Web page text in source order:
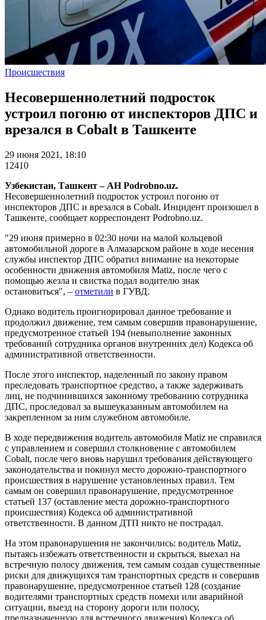
Происшествия
Несовершеннолетний подросток
устроил погоню от инспекторов ДПС и
врезался в Cobalt в Ташкенте
29 июня 2021, 18:10
12410
Узбекистан, Ташкент – АН Podrobno.uz.
Несовершеннолетний подросток устроил погоню от
инспекторов ДПС и врезался в Cobalt. Инцидент произошел в
Ташкенте, сообщает корреспондент Podrobno.uz.
"29 июня примерно в 02:30 ночи на малой кольцевой
автомобильной дороге в Алмазарском районе в ходе несения
службы инспектор ДПС обратил внимание на некоторые
особенности движения автомобиля Matiz, после чего с
помощью жезла и свистка подал водителю знак
остановиться", – отметили в ГУВД.
Однако водитель проигнорировал данное требование и
продолжил движение, тем самым совершив правонарушение,
предусмотренное статьей 194 (невыполнение законных
требований сотрудника органов внутренних дел) Кодекса об
административной ответственности.
После этого инспектор, наделенный по закону правом
преследовать транспортное средство, а также задерживать
лиц, не подчинившихся законному требованию сотрудника
ДПС, проследовал за вышеуказанным автомобилем на
закрепленном за ним служебном автомобиле.
В ходе передвижения водитель автомобиля Matiz не справился
с управлением и совершил столкновение с автомобилем
Cobalt, после чего вновь нарушил требования действующего
законодательства и покинул место дорожно-транспортного
происшествия в нарушение установленных правил. Тем
самым он совершил правонарушение, предусмотренное
статьей 137 (оставление места дорожно-транспортного
происшествия) Кодекса об административной
ответственности. В данном ДТП никто не пострадал.
На этом правонарушения не закончились: водитель Matiz,
пытаясь избежать ответственности и скрыться, выехал на
встречную полосу движения, тем самым создав существенные
риски для движущихся там транспортных средств и совершив
правонарушение, предусмотренное статьей 128 (создание
водителями транспортных средств помехи или аварийной
ситуации, выезд на сторону дороги или полосу,
предназначенную для встречного движения) Кодекса об